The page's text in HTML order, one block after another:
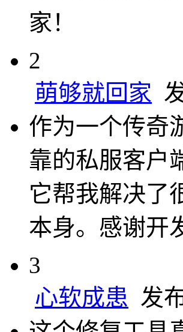
家！
2
萌够就回家
作为一个传奇
靠的私服客户
它帮我解决了
本身。感谢开
3
心软成患 发